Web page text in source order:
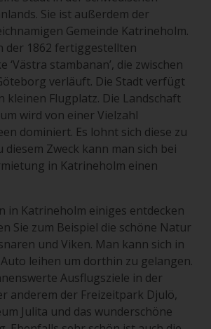
Sie ist außerdem der
Gemeinde Katrineholm.
der 1862 fertiggestellten
‘Västra stambanan’, die zwischen
verläuft. Die Stadt verfügt
kleinen Flugplatz. Die Landschaft
wird von einer Vielzahl
dominiert. Es lohnt sich diese zu
Zweck kann man sich bei
in Katrineholm einen
in Katrineholm einiges entdecken
Sie zum Beispiel die schöne Natur
und Viken. Man kann sich in
leihen um dorthin zu gelangen.
Ausflugsziele in der
anderem der Freizeitpark Djulö,
Julita und das wunderschöne